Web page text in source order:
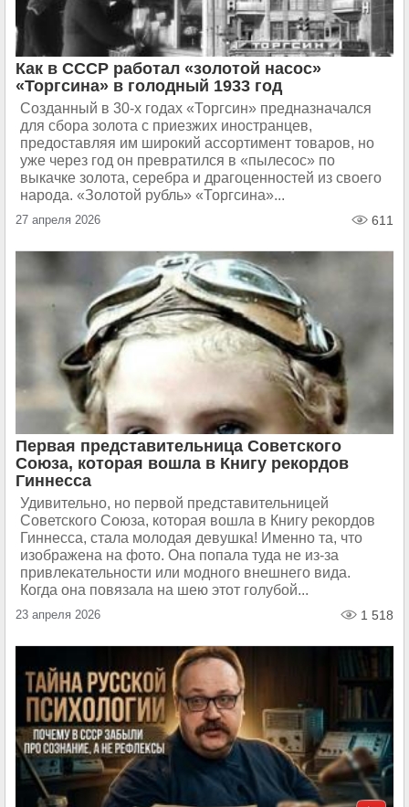
Как в СССР работал «золотой насос»
«Торгсина» в голодный 1933 год
Созданный в 30-х годах «Торгсин» предназначался
для сбора золота с приезжих иностранцев,
предоставляя им широкий ассортимент товаров, но
уже через год он превратился в «пылесос» по
выкачке золота, серебра и драгоценностей из своего
народа. «Золотой рубль» «Торгсина»...
27 апреля 2026 611
Первая представительница Советского
Союза, которая вошла в Книгу рекордов
Гиннесса
Удивительно, но первой представительницей
Советского Союза, которая вошла в Книгу рекордов
Гиннесса, стала молодая девушка! Именно та, что
изображена на фото. Она попала туда не из-за
привлекательности или модного внешнего вида.
Когда она повязала на шею этот голубой...
23 апреля 2026 1 518